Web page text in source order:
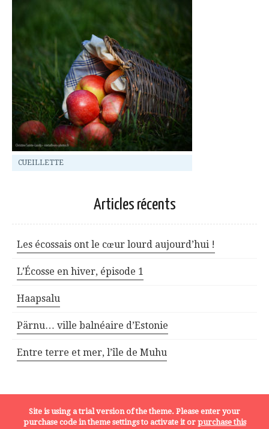
CUEILLETTE
Articles récents
Les écossais ont le cœur lourd aujourd’hui !
L’Écosse en hiver, épisode 1
Haapsalu
Pärnu… ville balnéaire d’Estonie
Entre terre et mer, l’île de Muhu
MENTIONS LÉGALES
Site is using a trial version of the theme. Please enter your
purchase code in theme settings to activate it or purchase this